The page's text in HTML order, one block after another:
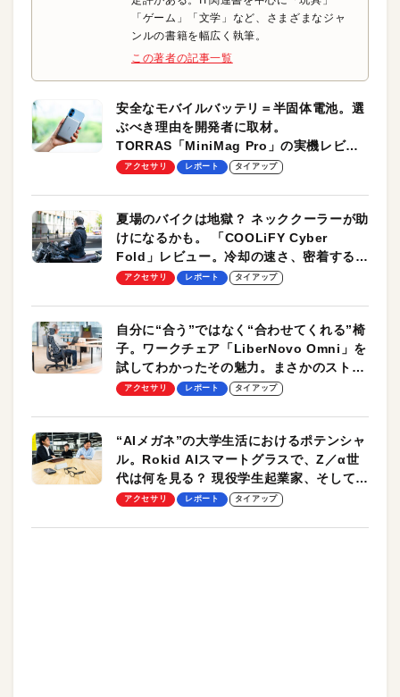
「ゲーム」「文学」など、さまざまなジャ
ンルの書籍を幅広く執筆。
この著者の記事一覧
安全なモバイルバッテリ＝半固体電池。選
ぶべき理由を開発者に取材。
TORRAS「MiniMag Pro」の実機レビュ
ーも
アクセサリ レポート タイアップ
夏場のバイクは地獄？ ネッククーラーが助
けになるかも。 「COOLiFY Cyber
Fold」レビュー。冷却の速さ、密着する冷
却プレート、シンプルな操作性がグッド！
アクセサリ レポート タイアップ
自分に“合う”ではなく“合わせてくれる”椅
子。ワークチェア「LiberNovo Omni」を
試してわかったその魅力。まさかのストレ
ッチ機能も搭載
アクセサリ レポート タイアップ
“AIメガネ”の大学生活におけるポテンシャ
ル。Rokid AIスマートグラスで、Z／α世
代は何を見る？ 現役学生起業家、そして教
授による体験会レポート【PR】
アクセサリ レポート タイアップ